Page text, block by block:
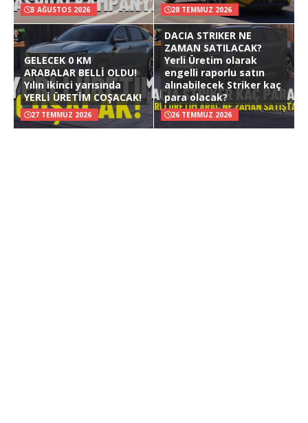
3 AĞUSTOS 2026 28 TEMMUZ 2026
GELECEK 0 KM
ARABALAR BELLİ OLDU!
Yılın ikinci yarısında
YERLİ ÜRETİM COŞACAK!
27 TEMMUZ 2026
DACIA STRIKER NE
ZAMAN SATILACAK?
Yerli Üretim olarak
engelli raporlu satın
alınabilecek Striker kaç
para olacak?
26 TEMMUZ 2026